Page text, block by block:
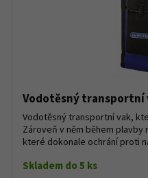
Vodotěsný transportní
Vodotěsný transportní vak,
Zároveň v něm během
které dokonale ochrání proti
Skladem do 5 ks